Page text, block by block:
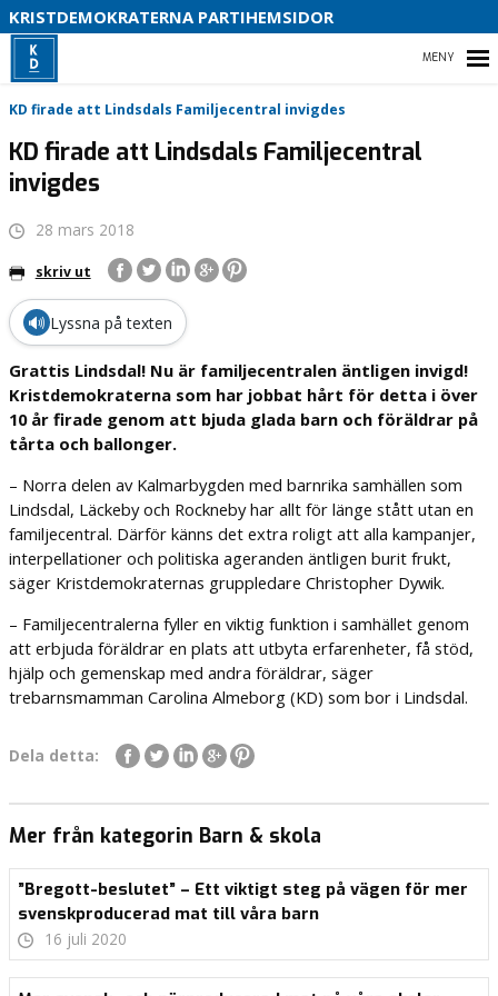
KRISTDEMOKRATERNA PARTIHEMSIDOR
HEM
KD firade att Lindsdals Familjecentral invigdes
KD firade att Lindsdals Familjecentral
invigdes
28 mars 2018
skriv ut
🔊 Lyssna på texten
Grattis Lindsdal! Nu är familjecentralen äntligen invigd!
Kristdemokraterna som har jobbat hårt för detta i över
10 år firade genom att bjuda glada barn och föräldrar på
tårta och ballonger.
– Norra delen av Kalmarbygden med barnrika samhällen som
Lindsdal, Läckeby och Rockneby har allt för länge stått utan en
familjecentral. Därför känns det extra roligt att alla kampanjer,
interpellationer och politiska ageranden äntligen burit frukt,
säger Kristdemokraternas gruppledare Christopher Dywik.
– Familjecentralerna fyller en viktig funktion i samhället genom
att erbjuda föräldrar en plats att utbyta erfarenheter, få stöd,
hjälp och gemenskap med andra föräldrar, säger
trebarnsmamman Carolina Almeborg (KD) som bor i Lindsdal.
Dela detta:
Mer från kategorin Barn & skola
”Bregott-beslutet” – Ett viktigt steg på vägen för mer
svenskproducerad mat till våra barn
16 juli 2020